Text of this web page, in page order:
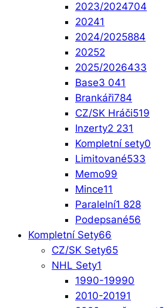
2023/2024704
20241
2024/2025884
20252
2025/2026433
Base3 041
Brankáři784
CZ/SK Hráči519
Inzerty2 231
Kompletní sety0
Limitované533
Memo99
Mince11
Paralelní1 828
Podepsané56
Kompletní Sety66
CZ/SK Sety65
NHL Sety1
1990-19990
2010-20191